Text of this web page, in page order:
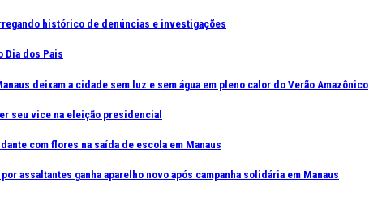
histórico de denúncias e investigações
Dia dos Pais
deixam a cidade sem luz e sem água em pleno calor do Verão Amazônico
seu vice na eleição presidencial
com flores na saída de escola em Manaus
assaltantes ganha aparelho novo após campanha solidária em Manaus